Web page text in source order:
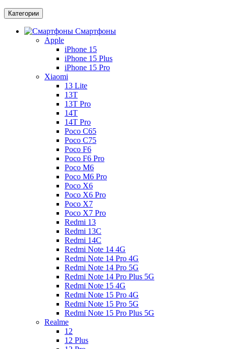
Категории
Смартфоны
Apple
iPhone 15
iPhone 15 Plus
iPhone 15 Pro
Xiaomi
13 Lite
13T
13T Pro
14T
14T Pro
Poco C65
Poco C75
Poco F6
Poco F6 Pro
Poco M6
Poco M6 Pro
Poco X6
Poco X6 Pro
Poco X7
Poco X7 Pro
Redmi 13
Redmi 13C
Redmi 14C
Redmi Note 14 4G
Redmi Note 14 Pro 4G
Redmi Note 14 Pro 5G
Redmi Note 14 Pro Plus 5G
Redmi Note 15 4G
Redmi Note 15 Pro 4G
Redmi Note 15 Pro 5G
Redmi Note 15 Pro Plus 5G
Realme
12
12 Plus